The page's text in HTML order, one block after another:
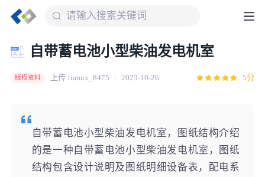
自带蓄电池小型柴油发电机室
版权资料 上传:tumux_8475 2023-10-26 5分
自带蓄电池小型柴油发电机室，图纸结构介绍
的是一种自带蓄电池小型柴油发电机室，图纸
结构包含设计说明及图纸明细设备表，配电系